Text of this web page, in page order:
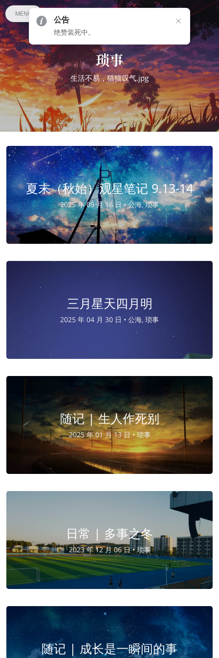
MENU
琐事
生活不易，猫猫叹气.jpg
夏末（秋始）观星笔记 9.13-14
2025 年 09 月 16 日 •公海, 琐事
三月星天四月明
2025 年 04 月 30 日 • 公海, 琐事
随记 | 生人作死别
2025 年 01 月 13 日 •琐事
日常 | 多事之冬
2023 年 12 月 06 日 •琐事
随记 | 成长是一瞬间的事
公告
绝赞装死中。